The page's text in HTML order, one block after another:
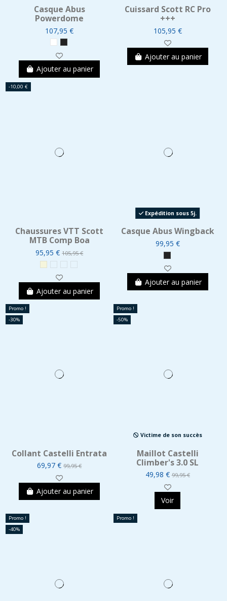
Casque Abus
Powerdome
107,95 €
Ajouter au panier
Cuissard Scott RC Pro
+++
105,95 €
Ajouter au panier
-10,00 €
Chaussures VTT Scott
MTB Comp Boa
95,95 €105,95 €
Ajouter au panier
Expédition sous 5j.
Casque Abus Wingback
99,95 €
Ajouter au panier
Promo !
-30%
Collant Castelli Entrata
69,97 €99,95 €
Ajouter au panier
Promo !
-50%
Victime de son succès
Maillot Castelli
Climber's 3.0 SL
49,98 €99,95 €
Voir
Promo !
-40%
Promo !